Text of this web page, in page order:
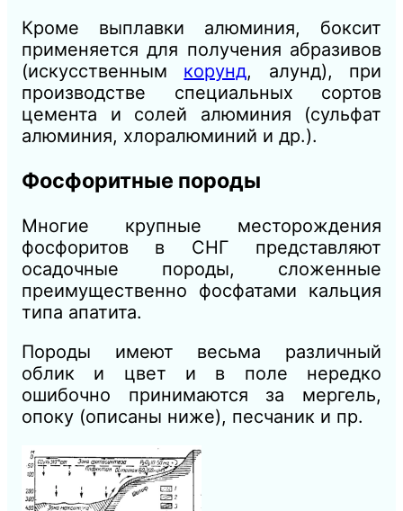
Кроме выплавки алюминия, боксит
применяется для получения абразивов
(искусственным корунд, алунд), при
производстве специальных сортов
цемента и солей алюминия (сульфат
алюминия, хлоралюминий и др.).
Фосфоритные породы
Многие крупные месторождения
фосфоритов в СНГ представляют
осадочные породы, сложенные
преимущественно фосфатами кальция
типа апатита.
Породы имеют весьма различный
облик и цвет и в поле нередко
ошибочно принимаются за мергель,
опоку (описаны ниже), песчаник и пр.